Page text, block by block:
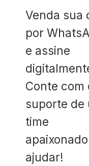
Venda sua
por
e assine
Conte com
suporte de
time
ajudar!